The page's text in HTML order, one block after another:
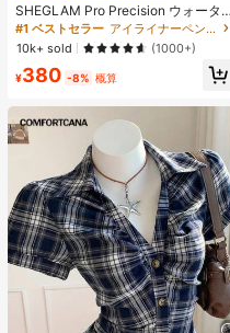
SHEGLAM Pro Precision ウォータ
ープルーフリキッドアイライナー-Bl
ack 女性と女の子のためのブランド
ビューティーコスメメイクアップ
#1 ベストセラー
アイライナーペンシル アイライナー
10k+ sold
(1000+)
¥380 -8% 概算